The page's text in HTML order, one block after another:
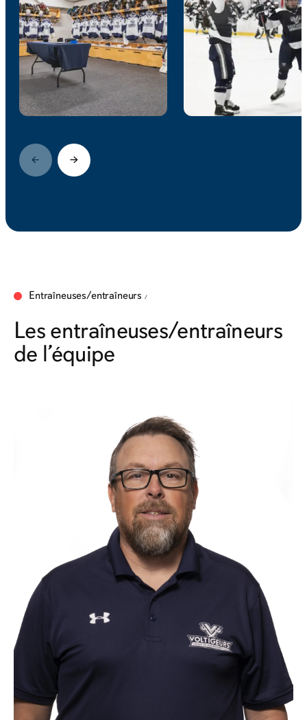
Entraîneuses/entraîneurs
Les entraîneuses/entraîneurs
de l’équipe